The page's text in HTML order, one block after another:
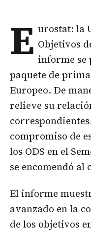
E urostat: la
Objetivos
informe se
paquete de
Europeo. De
relieve su
compromiso de
los ODS en el
se encomendó
El informe
avanzado en la
de los objetivos